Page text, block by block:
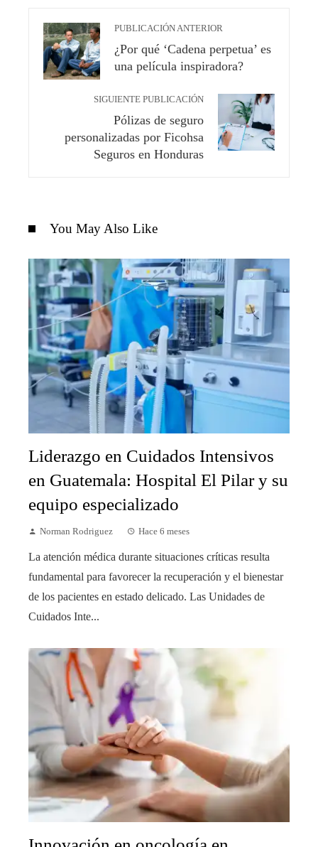
PUBLICACIÓN ANTERIOR
¿Por qué ‘Cadena perpetua’ es
una película inspiradora?
SIGUIENTE PUBLICACIÓN
Pólizas de seguro
personalizadas por Ficohsa
Seguros en Honduras
You May Also Like
Liderazgo en Cuidados Intensivos
en Guatemala: Hospital El Pilar y su
equipo especializado
Norman Rodriguez Hace 6 meses
La atención médica durante situaciones críticas resulta
fundamental para favorecer la recuperación y el bienestar
de los pacientes en estado delicado. Las Unidades de
Cuidados Inte...